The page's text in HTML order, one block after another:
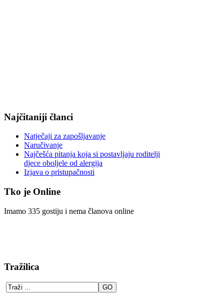
Najčitaniji članci
Natječaji za zapošljavanje
Naručivanje
Najčešća pitanja koja si postavljaju roditelji
djece oboljele od alergija
Izjava o pristupačnosti
Tko je Online
Imamo 335 gostiju i nema članova online
Tražilica